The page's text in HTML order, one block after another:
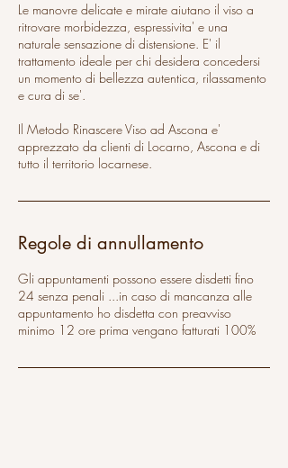
Le manovre delicate e mirate aiutano il viso a
ritrovare morbidezza, espressivita' e una
naturale sensazione di distensione. E' il
trattamento ideale per chi desidera concedersi
un momento di bellezza autentica, rilassamento
e cura di se'.
Il Metodo Rinascere Viso ad Ascona e'
apprezzato da clienti di Locarno, Ascona e di
tutto il territorio locarnese.
Regole di annullamento
Gli appuntamenti possono essere disdetti fino
24 senza penali ...in caso di mancanza alle
appuntamento ho disdetta con preavviso
minimo 12 ore prima vengano fatturati 100%